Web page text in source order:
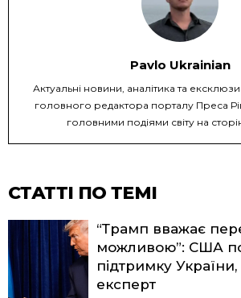
Pavlo Ukrainian
Актуальні новини, аналітика та
головного редактора порталу Преса
головними подіями світу на
СТАТТІ ПО ТЕМІ
“Трамп вважає
можливою”: США
підтримку
експерт